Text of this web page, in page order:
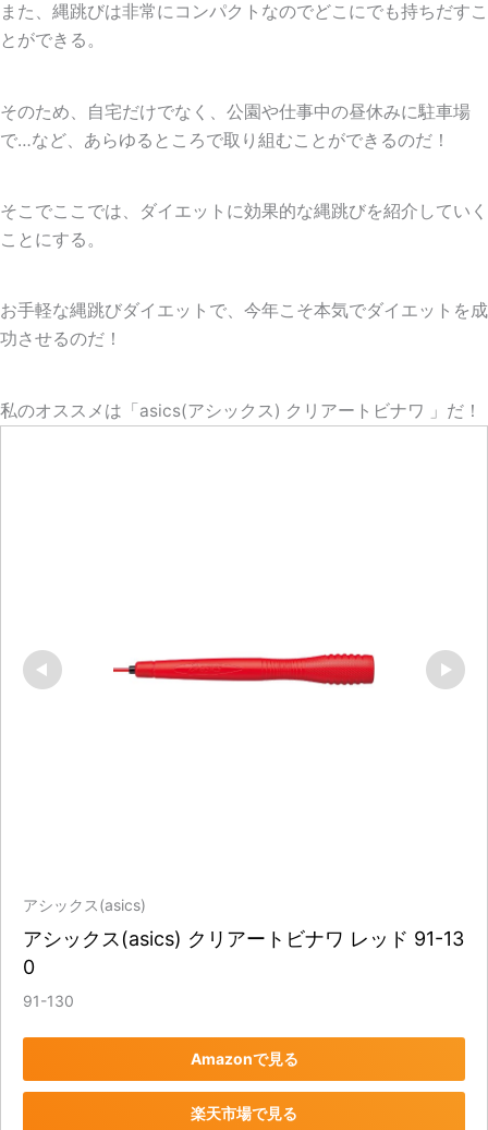
また、縄跳びは非常にコンパクトなのでどこにでも持ちだすこ
とができる。
そのため、自宅だけでなく、公園や仕事中の昼休みに駐車場
で…など、あらゆるところで取り組むことができるのだ！
そこでここでは、ダイエットに効果的な縄跳びを紹介していく
ことにする。
お手軽な縄跳びダイエットで、今年こそ本気でダイエットを成
功させるのだ！
私のオススメは「asics(アシックス) クリアートビナワ 」だ！
アシックス(asics)
アシックス(asics) クリアートビナワ レッド 91-13
0
91-130
Amazonで見る
楽天市場で見る